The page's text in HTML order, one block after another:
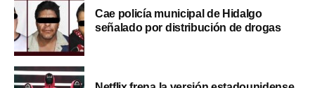
Cae policía municipal de Hidalgo
señalado por distribución de drogas